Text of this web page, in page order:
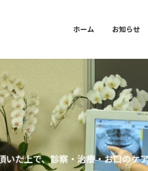
ホーム お知らせ